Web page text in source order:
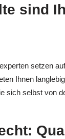
sind
setzen
Ihnen
sich selbst von